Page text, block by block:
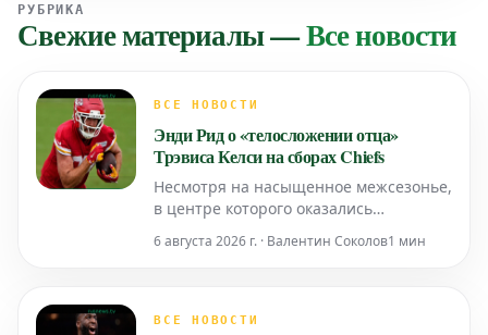
РУБРИКА
Свежие материалы—Все новости
ВСЕ НОВОСТИ
Энди Рид о «телосложении отца»
Трэвиса Келси на сборах Chiefs
Несмотря на насыщенное межсезонье,
в центре которого оказались
исполнительницей Тейлор Свифт, у
времени для празднований, которые
6 августа 2026 г. · Валентин Соколов1 мин
ВСЕ НОВОСТИ